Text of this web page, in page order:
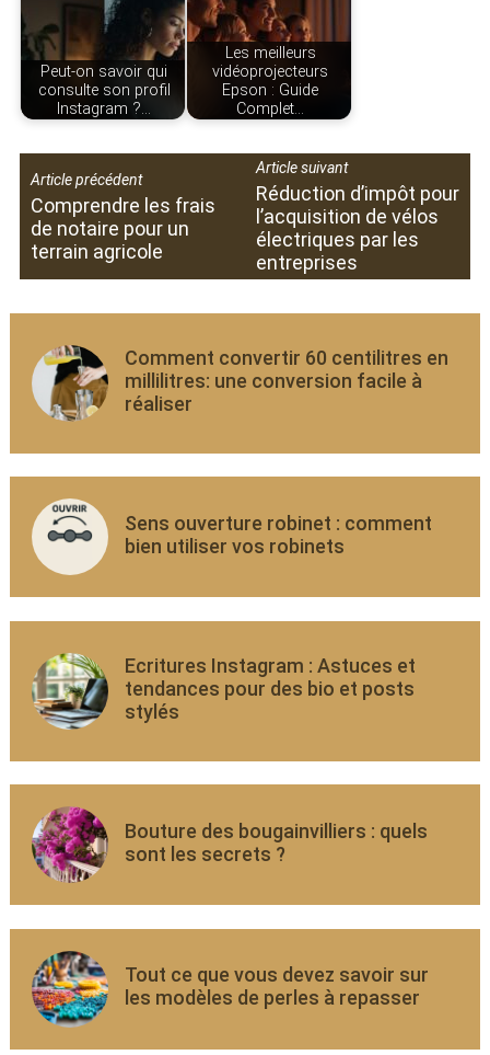
Peut-on savoir qui
consulte son profil
Instagram ?…
Les meilleurs
vidéoprojecteurs
Epson : Guide
Complet…
Article précédent
Comprendre les frais
de notaire pour un
terrain agricole
Article suivant
Réduction d’impôt pour
l’acquisition de vélos
électriques par les
entreprises
Comment convertir 60 centilitres en
millilitres: une conversion facile à
réaliser
Sens ouverture robinet : comment
bien utiliser vos robinets
Ecritures Instagram : Astuces et
tendances pour des bio et posts
stylés
Bouture des bougainvilliers : quels
sont les secrets ?
Tout ce que vous devez savoir sur
les modèles de perles à repasser